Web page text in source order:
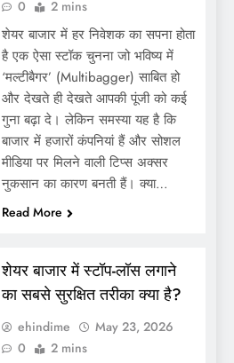
0
2 mins
शेयर बाजार में हर निवेशक का सपना होता
है एक ऐसा स्टॉक चुनना जो भविष्य में
‘मल्टीबैगर’ (Multibagger) साबित हो
और देखते ही देखते आपकी पूंजी को कई
गुना बढ़ा दे। लेकिन समस्या यह है कि
बाजार में हजारों कंपनियां हैं और सोशल
मीडिया पर मिलने वाली टिप्स अक्सर
नुकसान का कारण बनती हैं। क्या…
Read More
शेयर बाजार में स्टॉप-लॉस लगाने
का सबसे सुरक्षित तरीका क्या है?
ehindime
May 23, 2026
0
2 mins